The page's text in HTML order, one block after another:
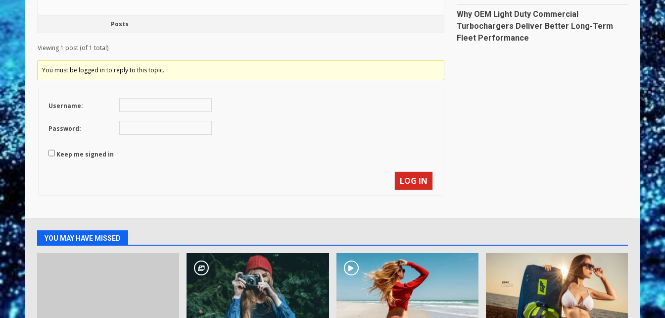
Posts
Viewing 1 post (of 1 total)
You must be logged in to reply to this topic.
Username:
Password:
Keep me signed in
LOG IN
Why OEM Light Duty Commercial
Turbochargers Deliver Better Long-Term
Fleet Performance
YOU MAY HAVE MISSED